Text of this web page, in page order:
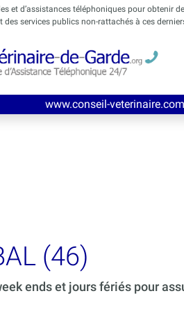
et d’assistances téléphoniques pour obtenir
des services publics non-rattachés à ces
veterinaire.com:Découvrez ce
(46)
ends et jours fériés pour